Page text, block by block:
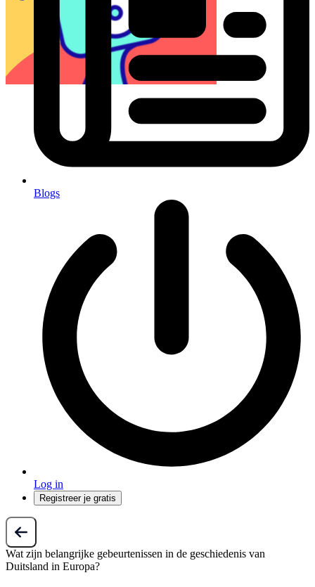
Blogs
Log in
Registreer je gratis
Wat zijn belangrijke gebeurtenissen in de geschiedenis van
Duitsland in Europa?